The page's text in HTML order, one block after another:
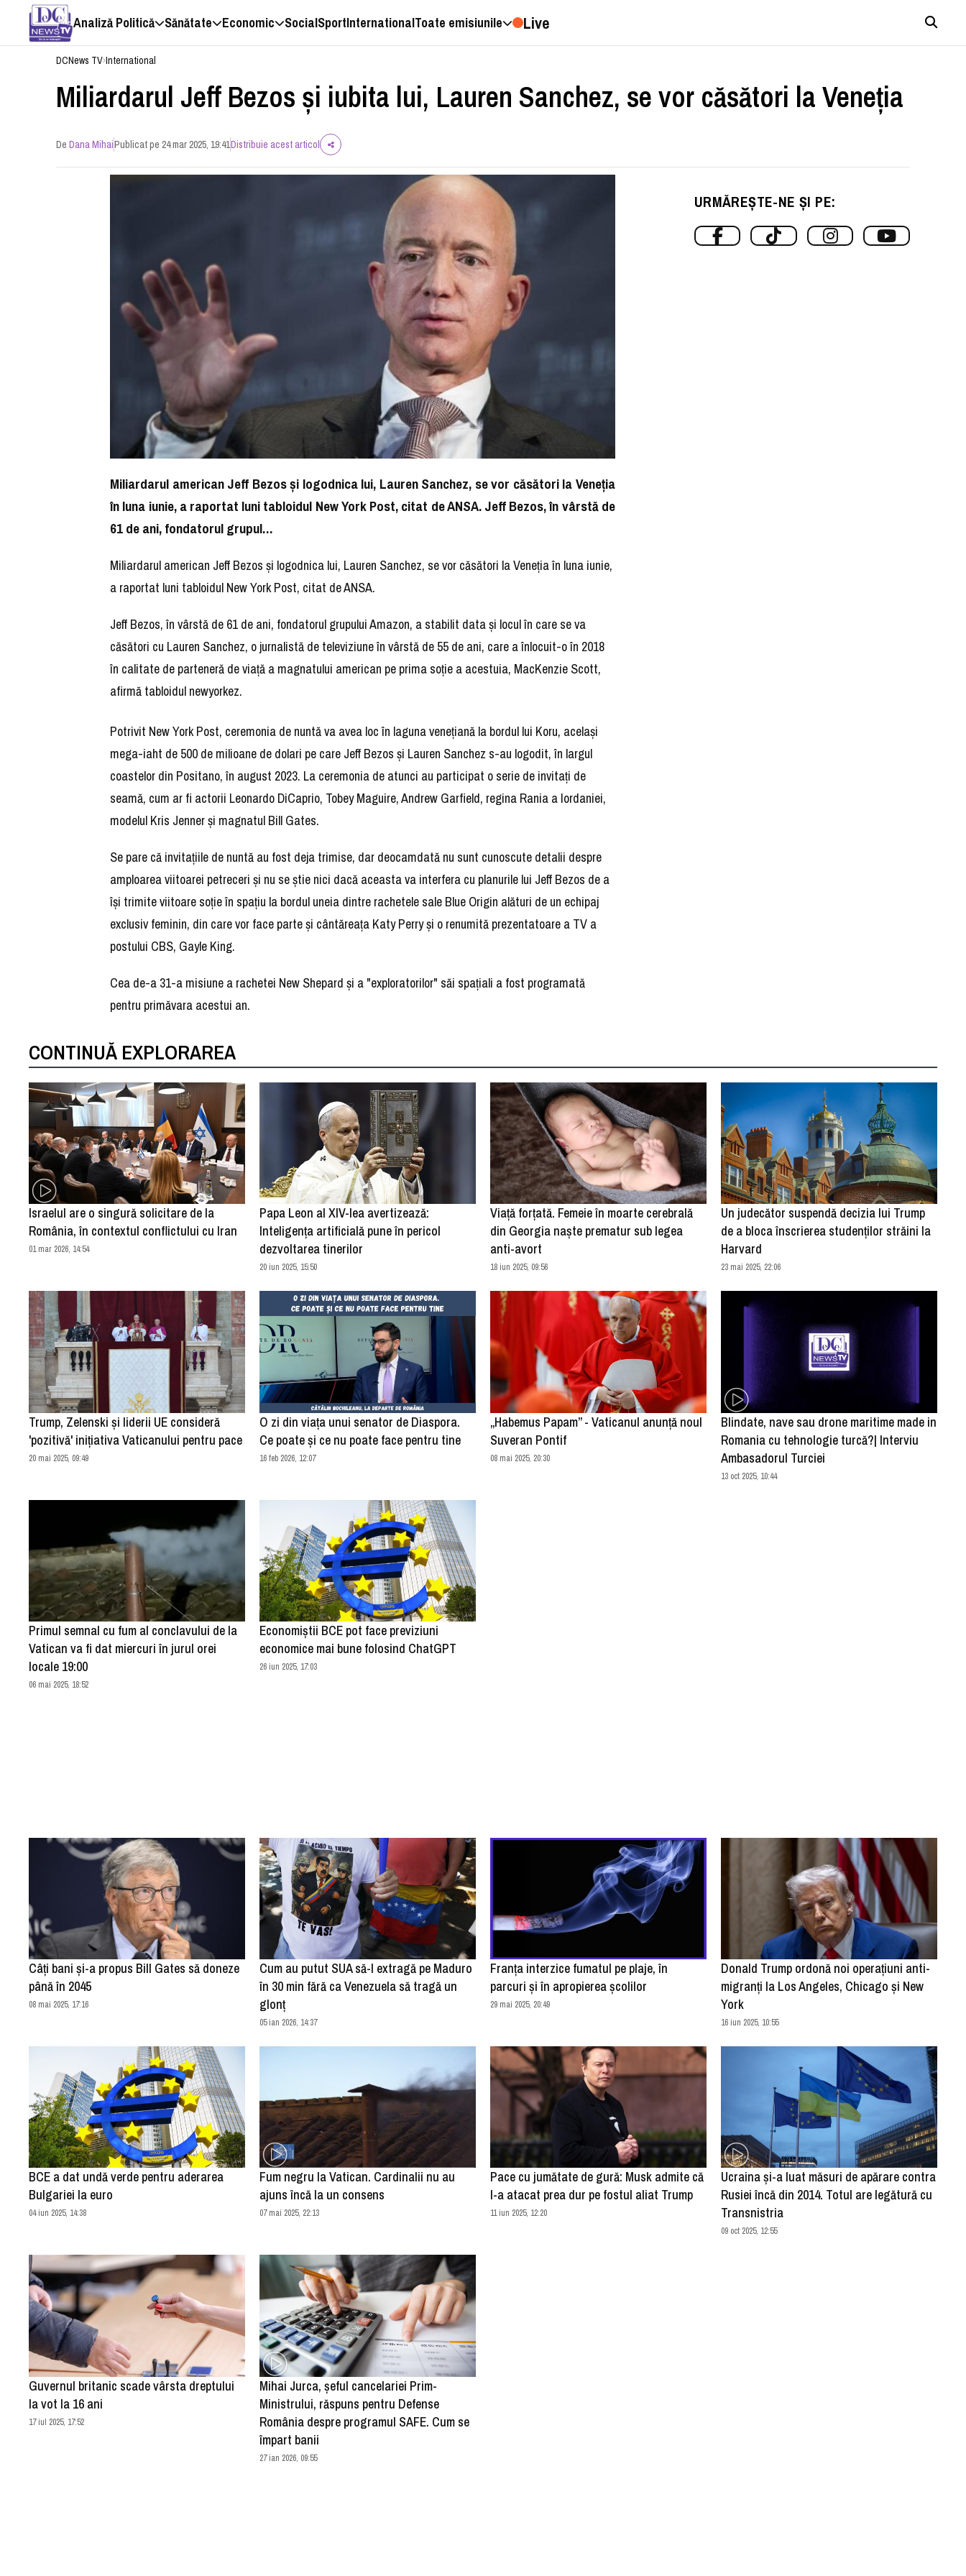
Analiză Politică Sănătate Economic SocialSportInternationalToate emisiunile Live
DCNews TV›International
Miliardarul Jeff Bezos şi iubita lui, Lauren Sanchez, se vor căsători la Veneţia
DeDana MihaiPublicat pe 24 mar 2025, 19:41Distribuie acest articol
Miliardarul american Jeff Bezos şi logodnica lui, Lauren Sanchez, se vor căsători la Veneţia
în luna iunie, a raportat luni tabloidul New York Post, citat de ANSA. Jeff Bezos, în vârstă de
61 de ani, fondatorul grupul…
Miliardarul american Jeff Bezos şi logodnica lui, Lauren Sanchez, se vor căsători la Veneţia în luna iunie,
a raportat luni tabloidul New York Post, citat de ANSA.
Jeff Bezos, în vârstă de 61 de ani, fondatorul grupului Amazon, a stabilit data şi locul în care se va
căsători cu Lauren Sanchez, o jurnalistă de televiziune în vârstă de 55 de ani, care a înlocuit-o în 2018
în calitate de parteneră de viaţă a magnatului american pe prima soţie a acestuia, MacKenzie Scott,
afirmă tabloidul newyorkez.
Potrivit New York Post, ceremonia de nuntă va avea loc în laguna veneţiană la bordul lui Koru, acelaşi
mega-iaht de 500 de milioane de dolari pe care Jeff Bezos şi Lauren Sanchez s-au logodit, în largul
coastelor din Positano, în august 2023. La ceremonia de atunci au participat o serie de invitaţi de
seamă, cum ar fi actorii Leonardo DiCaprio, Tobey Maguire, Andrew Garfield, regina Rania a Iordaniei,
modelul Kris Jenner şi magnatul Bill Gates.
Se pare că invitaţiile de nuntă au fost deja trimise, dar deocamdată nu sunt cunoscute detalii despre
amploarea viitoarei petreceri şi nu se ştie nici dacă aceasta va interfera cu planurile lui Jeff Bezos de a
îşi trimite viitoare soţie în spaţiu la bordul uneia dintre rachetele sale Blue Origin alături de un echipaj
exclusiv feminin, din care vor face parte şi cântăreaţa Katy Perry şi o renumită prezentatoare a TV a
postului CBS, Gayle King.
Cea de-a 31-a misiune a rachetei New Shepard şi a "exploratorilor" săi spaţiali a fost programată
pentru primăvara acestui an.
URMĂREȘTE-NE ȘI PE:
CONTINUĂ EXPLORAREA
Israelul are o singură solicitare de la
România, în contextul conflictului cu Iran
01 mar 2026, 14:54
Papa Leon al XIV-lea avertizează:
Inteligența artificială pune în pericol
dezvoltarea tinerilor
20 iun 2025, 15:50
Viață forțată. Femeie în moarte cerebrală
din Georgia naște prematur sub legea
anti-avort
18 iun 2025, 09:56
Un judecător suspendă decizia lui Trump
de a bloca înscrierea studenţilor străini la
Harvard
23 mai 2025, 22:06
Trump, Zelenski și liderii UE consideră
'pozitivă' inițiativa Vaticanului pentru pace
20 mai 2025, 09:49
O zi din viața unui senator de Diaspora.
Ce poate și ce nu poate face pentru tine
16 feb 2026, 12:07
„Habemus Papam” - Vaticanul anunță noul
Suveran Pontif
08 mai 2025, 20:30
Blindate, nave sau drone maritime made in
Romania cu tehnologie turcă?| Interviu
Ambasadorul Turciei
13 oct 2025, 10:44
Primul semnal cu fum al conclavului de la
Vatican va fi dat miercuri în jurul orei
locale 19:00
06 mai 2025, 18:52
Economiştii BCE pot face previziuni
economice mai bune folosind ChatGPT
26 iun 2025, 17:03
Câți bani și-a propus Bill Gates să doneze
până în 2045
08 mai 2025, 17:16
Cum au putut SUA să-l extragă pe Maduro
în 30 min fără ca Venezuela să tragă un
glonț
05 ian 2026, 14:37
Franţa interzice fumatul pe plaje, în
parcuri şi în apropierea şcolilor
29 mai 2025, 20:49
Donald Trump ordonă noi operaţiuni anti-
migranţi la Los Angeles, Chicago şi New
York
16 iun 2025, 10:55
BCE a dat undă verde pentru aderarea
Bulgariei la euro
04 iun 2025, 14:38
Fum negru la Vatican. Cardinalii nu au
ajuns încă la un consens
07 mai 2025, 22:13
Pace cu jumătate de gură: Musk admite că
l-a atacat prea dur pe fostul aliat Trump
11 iun 2025, 12:20
Ucraina şi-a luat măsuri de apărare contra
Rusiei încă din 2014. Totul are legătură cu
Transnistria
09 oct 2025, 12:55
Guvernul britanic scade vârsta dreptului
la vot la 16 ani
17 iul 2025, 17:52
Mihai Jurca, şeful cancelariei Prim-
Ministrului, răspuns pentru Defense
România despre programul SAFE. Cum se
împart banii
27 ian 2026, 09:55